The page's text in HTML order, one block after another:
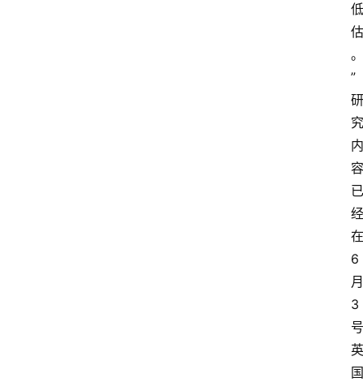
低
估
。
”
研
究
内
容
已
经
在
6
月
3
号
英
国